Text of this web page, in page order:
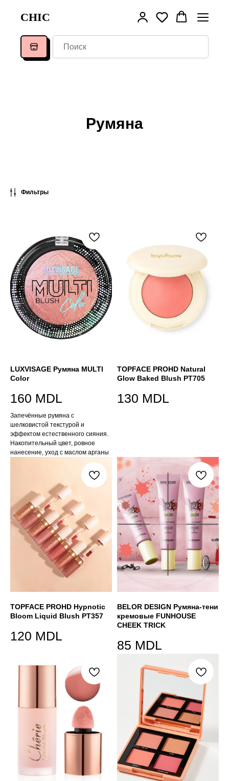
CHIC
Румяна
Фильтры
LUXVISAGE Румяна MULTI
Color
160 MDL
Запечённые румяна с
шелковистой текстурой и
эффектом естественного сияния.
Накопительный цвет, ровное
нанесение, уход с маслом арганы
TOPFACE PROHD Natural
Glow Baked Blush PT705
130 MDL
TOPFACE PROHD Hypnotic
Bloom Liquid Blush PT357
120 MDL
BELOR DESIGN Румяна-тени
кремовые FUNHOUSE
CHEEK TRICK
85 MDL